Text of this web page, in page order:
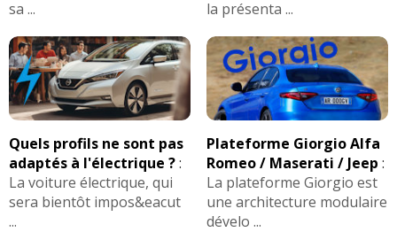
sa ... la présenta ...
Quels profils ne sont pas
adaptés à l'électrique ?:
La voiture électrique, qui
sera bientôt impos&eacut
...
Plateforme Giorgio Alfa
Romeo / Maserati / Jeep :
La plateforme Giorgio est
une architecture modulaire
dévelo ...